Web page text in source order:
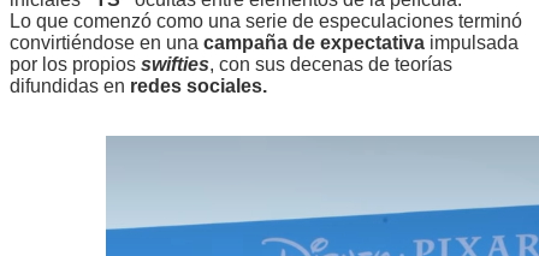
Lo que comenzó como una serie de especulaciones terminó
convirtiéndose en una campaña de expectativa impulsada
por los propios swifties, con sus decenas de teorías
difundidas en redes sociales.